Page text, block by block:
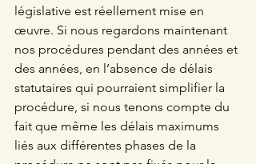
législative est réellement mise en
œuvre. Si nous regardons maintenant
nos procédures pendant des années et
des années, en l’absence de délais
statutaires qui pourraient simplifier la
procédure, si nous tenons compte du
fait que même les délais maximums
liés aux différentes phases de la